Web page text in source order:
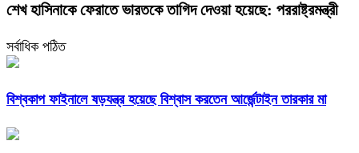
শেখ হাসিনাকে ফেরাতে ভারতকে তাগিদ দেওয়া হয়েছে: পররাষ্ট্রমন্ত্রী
সর্বাধিক পঠিত
বিশ্বকাপ ফাইনালে ষড়যন্ত্র হয়েছে বিশ্বাস করতেন আর্জেন্টাইন তারকার মা